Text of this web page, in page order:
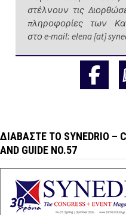
στέλνουν τις
πληροφορίες των
στο e-mail: elena [at]
ΔΙΑΒΆΣΤΕ ΤΟ SYNEDRIO –
AND GUIDE NO.57